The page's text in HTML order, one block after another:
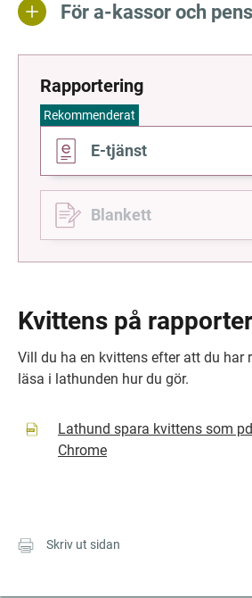
För a-kassor och
Rapportering
Rekommenderat
Gå
E-tjänst
Blankett
Kvittens på
Vill du ha en kvittens efter att du har
läsa i lathunden hur du gör.
Lathund spara kvittens som
Chromepdf, 334 kB.
Skriv ut sidan